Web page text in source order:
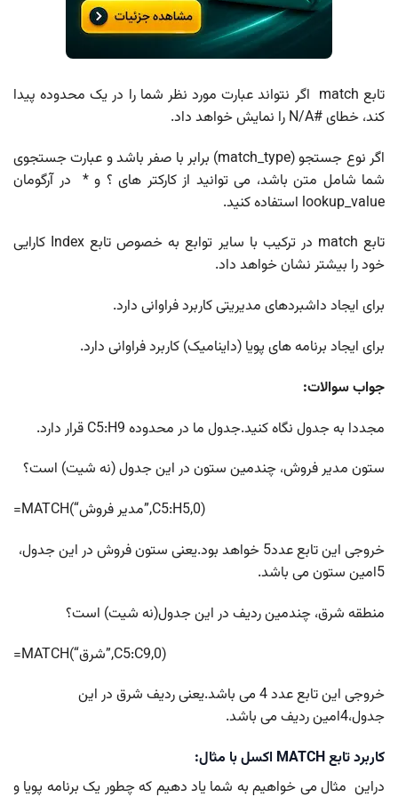
تابع match اگر نتواند عبارت مورد نظر شما را در یک محدوده پیدا
کند، خطای #N/A را نمایش خواهد داد.
اگر نوع جستجو (match_type) برابر با صفر باشد و عبارت جستجوی
شما شامل متن باشد، می توانید از کارکتر های ؟ و * در آرگومان
lookup_value استفاده کنید.
تابع match در ترکیب با سایر توابع به خصوص تابع Index کارایی
خود را بیشتر نشان خواهد داد.
برای ایجاد داشبردهای مدیریتی کاربرد فراوانی دارد.
برای ایجاد برنامه های پویا (داینامیک) کاربرد فراوانی دارد.
جواب سوالات:
مجددا به جدول نگاه کنید.جدول ما در محدوده C5:H9 قرار دارد.
ستون مدیر فروش، چندمین ستون در این جدول (نه شیت) است؟
=MATCH(“مدیر فروش”,C5:H5,0)
خروجی این تابع عدد5 خواهد بود.یعنی ستون فروش در این جدول،
5امین ستون می باشد.
منطقه شرق، چندمین ردیف در این جدول(نه شیت) است؟
=MATCH(“شرق”,C5:C9,0)
خروجی این تابع عدد 4 می باشد.یعنی ردیف شرق در این
جدول،4امین ردیف می باشد.
کاربرد تابع MATCH اکسل با مثال:
دراین مثال می خواهیم به شما یاد دهیم که چطور یک برنامه پویا و